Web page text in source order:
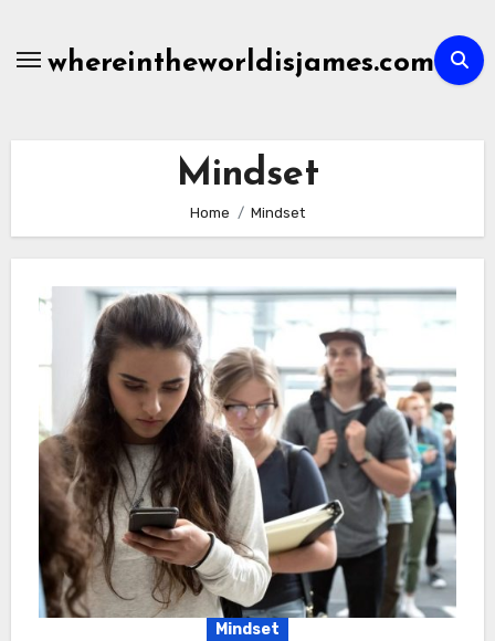
contentwhereintheworldisjames.com
Mindset
Home Mindset
Mindset